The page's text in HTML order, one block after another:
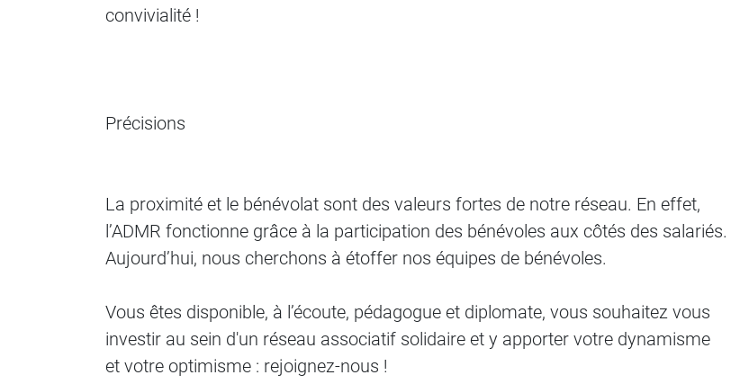
convivialité !
Précisions
La proximité et le bénévolat sont des valeurs fortes de notre réseau. En effet,
l’ADMR fonctionne grâce à la participation des bénévoles aux côtés des salariés.
Aujourd’hui, nous cherchons à étoffer nos équipes de bénévoles.
Vous êtes disponible, à l’écoute, pédagogue et diplomate, vous souhaitez vous
investir au sein d'un réseau associatif solidaire et y apporter votre dynamisme
et votre optimisme : rejoignez-nous !